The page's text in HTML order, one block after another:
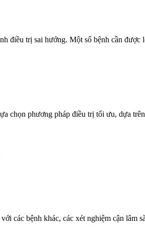
điều trị sai hướng. Một số bệnh cần được
chọn phương pháp điều trị tối ưu, dựa
các bệnh khác, các xét nghiệm cận lâm